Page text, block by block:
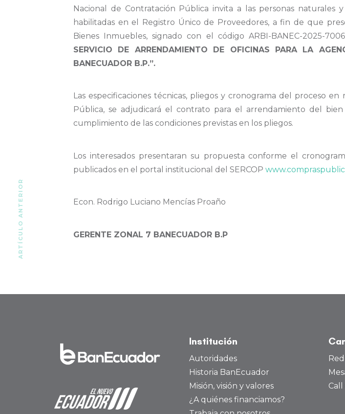
Nacional de Contratación Pública invita a las personas
habilitadas en el Registro Único de Proveedores, a fin de que
Bienes Inmuebles, signado con el código ARBI-BANEC-2025-
SERVICIO DE ARRENDAMIENTO DE OFICINAS PARA LA
BANECUADOR B.P.”.
Las especificaciones técnicas, pliegos y cronograma del proceso
Pública, se adjudicará el contrato para el arrendamiento del
cumplimiento de las condiciones previstas en los pliegos.
Los interesados presentaran su propuesta conforme el
publicados en el portal institucional del SERCOP
Econ. Rodrigo Luciano Mencías Proaño
GERENTE ZONAL 7 BANECUADOR B.P
ARTÍCULO ANTERIOR
Institución
Autoridades
Historia BanEcuador
Misión, visión y valores
¿A quiénes financiamos?